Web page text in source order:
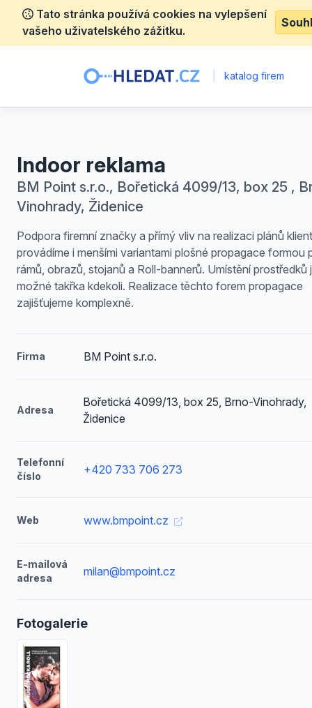
Tato stránka používá cookies na vylepšení
vašeho uživatelského zážitku.
katalog firem
Indoor reklama
BM Point s.r.o., Bořetická 4099/13, box 25 ,
Vinohrady, Židenice
Podpora firemní značky a přímý vliv na realizaci plánů
provádíme i menšími variantami plošné propagace formou
rámů, obrazů, stojanů a Roll-bannerů. Umístění prostředků
možné takřka kdekoli. Realizace těchto forem propagace
zajišťujeme komplexně.
Firma BM Point s.r.o.
Adresa
Bořetická 4099/13, box 25, Brno-Vinohrady,
Židenice
Telefonní
číslo
+420 733 706 273
Web www.bmpoint.cz
E-mailová
adresa
milan@bmpoint.cz
Fotogalerie